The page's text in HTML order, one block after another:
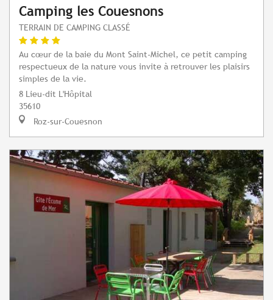
Camping les Couesnons
TERRAIN DE CAMPING CLASSÉ
Au cœur de la baie du Mont Saint-Michel, ce petit camping
respectueux de la nature vous invite à retrouver les plaisirs
simples de la vie.
8 Lieu-dit L'Hôpital
35610
Roz-sur-Couesnon